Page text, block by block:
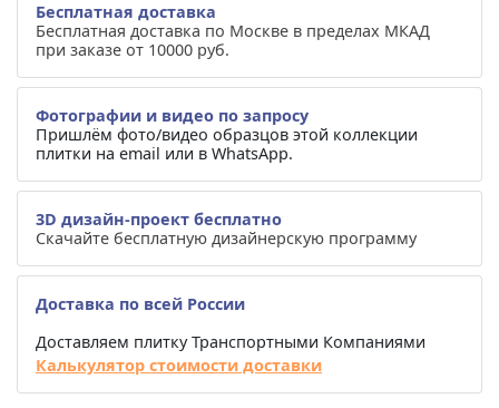
Бесплатная доставка
Бесплатная доставка по Москве в пределах МКАД
при заказе от 10000 руб.
Фотографии и видео по запросу
Пришлём фото/видео образцов этой коллекции
плитки на email или в WhatsApp.
3D дизайн-проект бесплатно
Скачайте бесплатную дизайнерскую программу
Доставка по всей России
Доставляем плитку Транспортными Компаниями
Калькулятор стоимости доставки